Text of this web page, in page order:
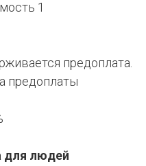
1
предоплата.
предоплаты
для людей